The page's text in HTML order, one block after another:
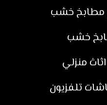
مطابخ خشب
خشب
منزلي
تلفزيون